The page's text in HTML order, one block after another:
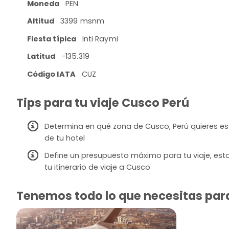
Moneda PEN
Altitud
3399 msnm
Fiesta típica Inti Raymi
Latitud
-135.319
Código IATA
CUZ
Tips para tu viaje Cusco Perú
Determina en qué zona de Cusco, Perú quieres
de tu hotel
Define un presupuesto máximo para tu viaje,
tu itinerario de viaje a Cusco
Tenemos todo lo que necesitas